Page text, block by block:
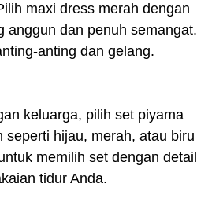
maxi dress merah dengan
anggun dan penuh semangat.
anting dan gelang.
keluarga, pilih set piyama
hijau, merah, atau biru
memilih set dengan detail
tidur Anda.